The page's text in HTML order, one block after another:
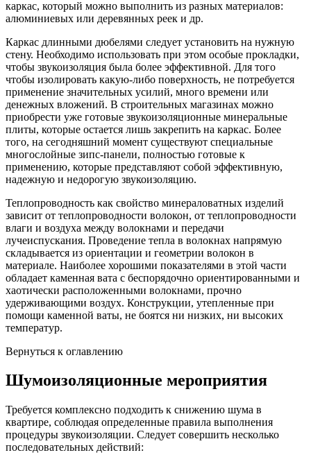
каркас, который можно выполнить из разных материалов:
алюминиевых или деревянных реек и др.
Каркас длинными дюбелями следует установить на нужную
стену. Необходимо использовать при этом особые прокладки,
чтобы звукоизоляция была более эффективной. Для того
чтобы изолировать какую-либо поверхность, не потребуется
применение значительных усилий, много времени или
денежных вложений. В строительных магазинах можно
приобрести уже готовые звукоизоляционные минеральные
плиты, которые остается лишь закрепить на каркас. Более
того, на сегодняшний момент существуют специальные
многослойные зипс-панели, полностью готовые к
применению, которые представляют собой эффективную,
надежную и недорогую звукоизоляцию.
Теплопроводность как свойство минераловатных изделий
зависит от теплопроводности волокон, от теплопроводности
влаги и воздуха между волокнами и передачи
лучеиспускания. Проведение тепла в волокнах напрямую
складывается из ориентации и геометрии волокон в
материале. Наиболее хорошими показателями в этой части
обладает каменная вата с беспорядочно ориентированными и
хаотически расположенными волокнами, прочно
удерживающими воздух. Конструкции, утепленные при
помощи каменной ваты, не боятся ни низких, ни высоких
температур.
Вернуться к оглавлению
Шумоизоляционные мероприятия
Требуется комплексно подходить к снижению шума в
квартире, соблюдая определенные правила выполнения
процедуры звукоизоляции. Следует совершить несколько
последовательных действий: